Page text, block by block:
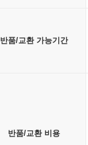
반품/교환 가능기간
반품/교환 비용